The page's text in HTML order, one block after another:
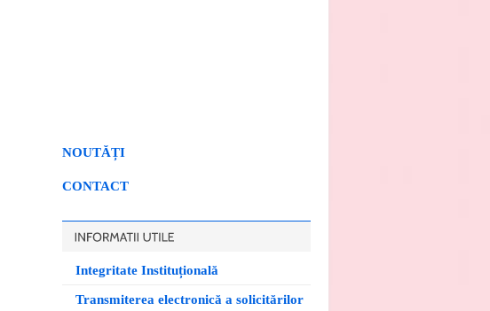
NOUTĂȚI
CONTACT
Integritate Instituțională
Transmiterea electronică a solicitărilor